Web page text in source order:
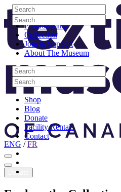
Skip to content
Visit
Programming
Collection
Join & Support
About The Museum
Search
Search
Search
Search
Shop
Blog
Donate
Facility Rentals
Contact
Youtube
Search
Search
Search
Search
Site Logo
ENG /FR
Donate